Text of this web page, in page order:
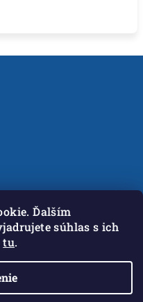
Ďalším
súhlas s ich
tu.